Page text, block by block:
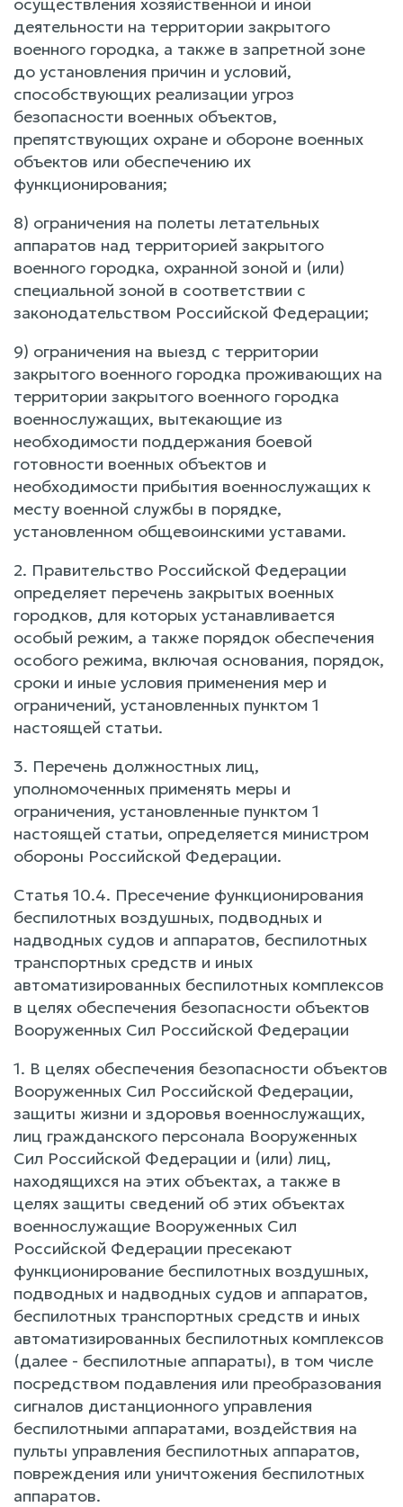
деятельности на территории закрытого
военного городка, а также в запретной зоне
до установления причин и условий,
способствующих реализации угроз
безопасности военных объектов,
препятствующих охране и обороне военных
объектов или обеспечению их
функционирования;
8) ограничения на полеты летательных
аппаратов над территорией закрытого
военного городка, охранной зоной и (или)
специальной зоной в соответствии с
законодательством Российской Федерации;
9) ограничения на выезд с территории
закрытого военного городка проживающих на
территории закрытого военного городка
военнослужащих, вытекающие из
необходимости поддержания боевой
готовности военных объектов и
необходимости прибытия военнослужащих к
месту военной службы в порядке,
установленном общевоинскими уставами.
2. Правительство Российской Федерации
определяет перечень закрытых военных
городков, для которых устанавливается
особый режим, а также порядок обеспечения
особого режима, включая основания, порядок,
сроки и иные условия применения мер и
ограничений, установленных пунктом 1
настоящей статьи.
3. Перечень должностных лиц,
уполномоченных применять меры и
ограничения, установленные пунктом 1
настоящей статьи, определяется министром
обороны Российской Федерации.
Статья 10.4. Пресечение функционирования
беспилотных воздушных, подводных и
надводных судов и аппаратов, беспилотных
транспортных средств и иных
автоматизированных беспилотных комплексов
в целях обеспечения безопасности объектов
Вооруженных Сил Российской Федерации
1. В целях обеспечения безопасности объектов
Вооруженных Сил Российской Федерации,
защиты жизни и здоровья военнослужащих,
лиц гражданского персонала Вооруженных
Сил Российской Федерации и (или) лиц,
находящихся на этих объектах, а также в
целях защиты сведений об этих объектах
военнослужащие Вооруженных Сил
Российской Федерации пресекают
функционирование беспилотных воздушных,
подводных и надводных судов и аппаратов,
беспилотных транспортных средств и иных
автоматизированных беспилотных комплексов
(далее - беспилотные аппараты), в том числе
посредством подавления или преобразования
сигналов дистанционного управления
беспилотными аппаратами, воздействия на
пульты управления беспилотных аппаратов,
повреждения или уничтожения беспилотных
аппаратов.